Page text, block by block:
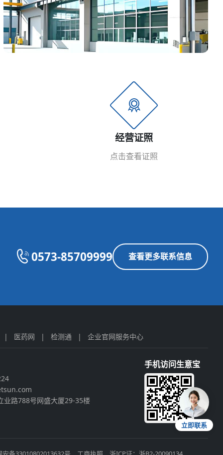
经营证照
点击查看证照
0573-85709999 查看更多联系信息
立即联系
| 医药网 | 检测通 | 企业官网服务中心
业路788号网盛大厦29-35楼
手机访问生意宝